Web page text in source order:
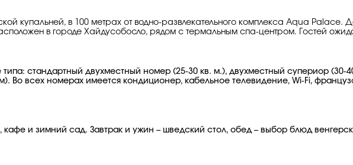
купальней, в 100 метрах от водно-развлекательного комплекса Aqua Palace.
в городе Хайдусобосло, рядом с термальным спа-центром. Гостей
типа: стандартный двухместный номер (25-30 кв. м.), двухместный супериор (30-
Во всех номерах имеется кондиционер, кабельное телевидение, Wi-Fi,
кафе и зимний сад. Завтрак и ужин – шведский стол, обед – выбор блюд